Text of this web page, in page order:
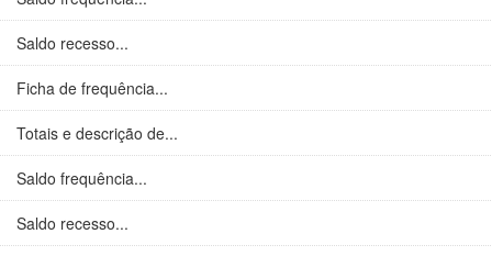
Saldo recesso...
Ficha de frequência...
Totais e descrição de...
Saldo frequência...
Saldo recesso...